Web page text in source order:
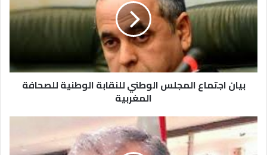
بيان اجتماع المجلس الوطني للنقابة الوطنية للصحافة
المغربية